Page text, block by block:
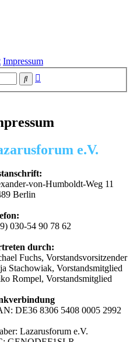
Impressum
Suche
e.V.
von-Humboldt-Weg 11
Berlin
030-54 90 78 62
durch:
Fuchs, Vorstandsvorsitzender
Stachowiak, Vorstandsmitglied
Rompel, Vorstandsmitglied
DE36 8306 5408 0005 2992
Lazarusforum e.V.